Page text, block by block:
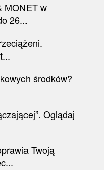
MONET w
26...
środków?
Oglądaj
Twoją